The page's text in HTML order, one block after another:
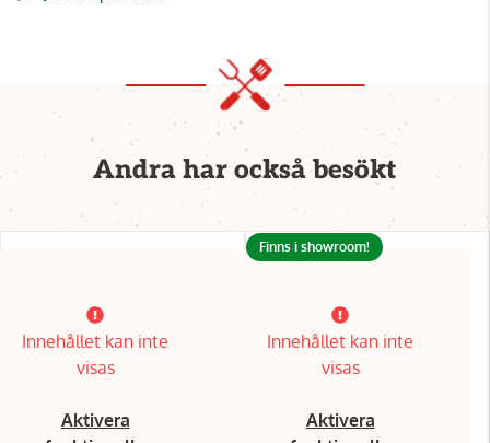
Andra har också besökt
Innehållet kan inte
visas
Aktivera
Innehållet kan inte
visas
Aktivera
Finns i showroom!